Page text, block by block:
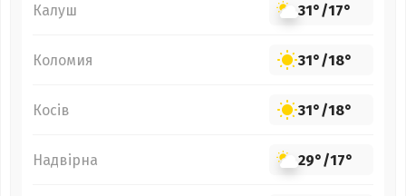
Калуш 31°/17°
Коломия 31°/18°
Косів 31°/18°
Надвірна 29°/17°